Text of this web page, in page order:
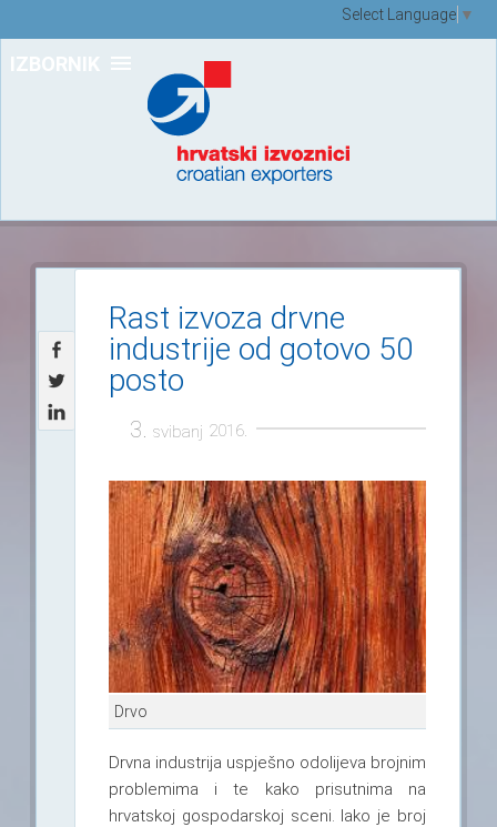
IZBORNIK
Select Language ▼
Rast izvoza drvne
industrije od gotovo 50
posto
3. svibanj 2016.
Drvo
Drvna industrija uspješno odolijeva brojnim
problemima i te kako prisutnima na
hrvatskoj gospodarskoj sceni. Iako je broj